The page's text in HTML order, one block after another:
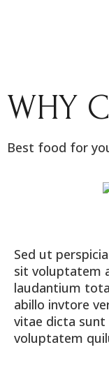
WHY
Best food for
Sed ut
sit voluptatem
laudantium
abillo invtore
vitae dicta sunt
voluptatem